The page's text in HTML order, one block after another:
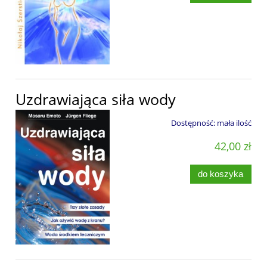
Uzdrawiająca siła wody
Dostępność: mała ilość
42,00 zł
do koszyka